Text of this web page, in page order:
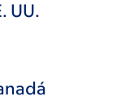
UU.